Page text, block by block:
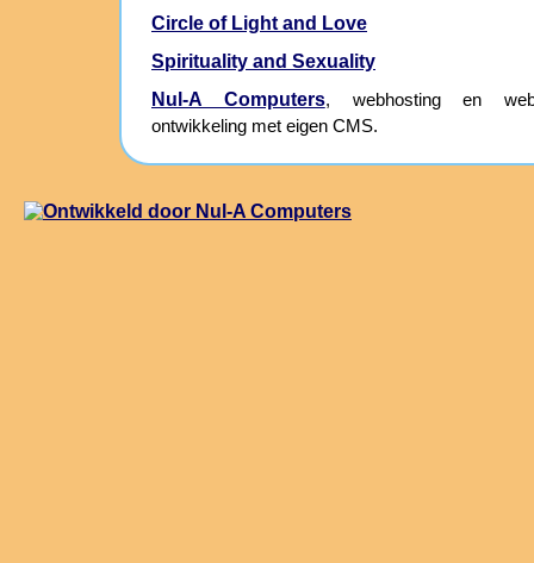
Circle of Light and Love
Spirituality and Sexuality
Nul-A Computers, webhosting en
ontwikkeling met eigen CMS.